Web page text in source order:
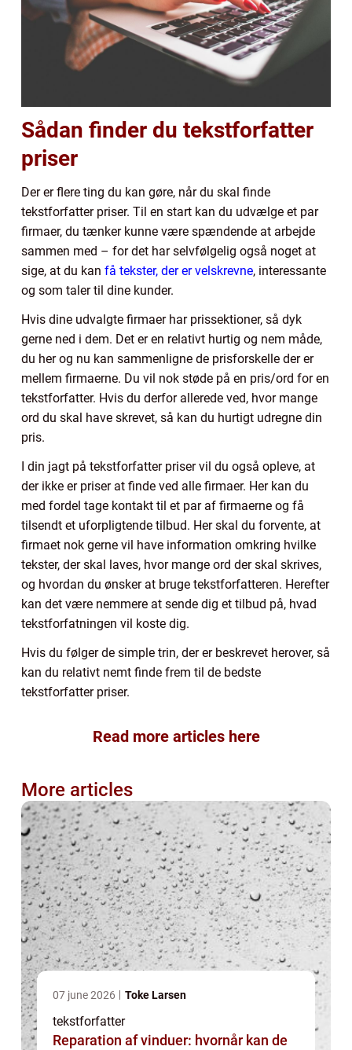
Sådan finder du tekstforfatter
priser
Der er flere ting du kan gøre, når du skal finde
tekstforfatter priser. Til en start kan du udvælge et par
firmaer, du tænker kunne være spændende at arbejde
sammen med – for det har selvfølgelig også noget at
sige, at du kan få tekster, der er velskrevne, interessante
og som taler til dine kunder.
Hvis dine udvalgte firmaer har prissektioner, så dyk
gerne ned i dem. Det er en relativt hurtig og nem måde,
du her og nu kan sammenligne de prisforskelle der er
mellem firmaerne. Du vil nok støde på en pris/ord for en
tekstforfatter. Hvis du derfor allerede ved, hvor mange
ord du skal have skrevet, så kan du hurtigt udregne din
pris.
I din jagt på tekstforfatter priser vil du også opleve, at
der ikke er priser at finde ved alle firmaer. Her kan du
med fordel tage kontakt til et par af firmaerne og få
tilsendt et uforpligtende tilbud. Her skal du forvente, at
firmaet nok gerne vil have information omkring hvilke
tekster, der skal laves, hvor mange ord der skal skrives,
og hvordan du ønsker at bruge tekstforfatteren. Herefter
kan det være nemmere at sende dig et tilbud på, hvad
tekstforfatningen vil koste dig.
Hvis du følger de simple trin, der er beskrevet herover, så
kan du relativt nemt finde frem til de bedste
tekstforfatter priser.
Read more articles here
More articles
07 june 2026 Toke Larsen
tekstforfatter
Reparation af vinduer: hvornår kan de